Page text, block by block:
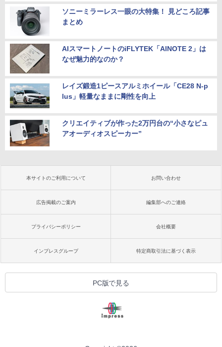
ソニーミラーレス一眼の大特集！ 見どころ記事
まとめ
AIスマートノートのiFLYTEK「AINOTE 2」は
なぜ魅力的なのか？
レイズ鍛造1ピースアルミホイール「CE28 N-p
lus」軽量なままに剛性を向上
クリエイティブが作った2万円台の“小さなピュ
アオーディオスピーカー”
本サイトのご利用について お問い合わせ
広告掲載のご案内 編集部へのご連絡
プライバシーポリシー 会社概要
インプレスグループ 特定商取引法に基づく表示
PC版で見る